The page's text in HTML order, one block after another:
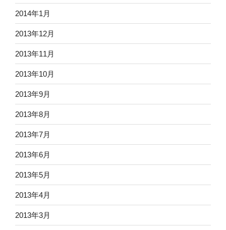
2014年1月
2013年12月
2013年11月
2013年10月
2013年9月
2013年8月
2013年7月
2013年6月
2013年5月
2013年4月
2013年3月